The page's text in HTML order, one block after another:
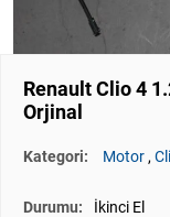
Renault Clio 4
Orjinal
Kategori: Motor ,
Durumu: İkinci El